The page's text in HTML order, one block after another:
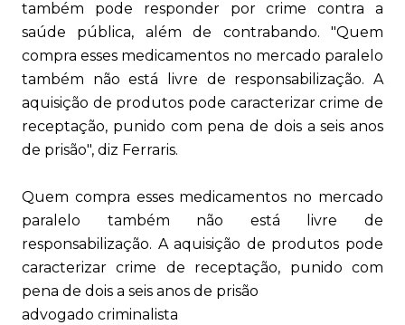
também pode responder por crime contra a
saúde pública, além de contrabando. "Quem
compra esses medicamentos no mercado paralelo
também não está livre de responsabilização. A
aquisição de produtos pode caracterizar crime de
receptação, punido com pena de dois a seis anos
de prisão", diz Ferraris.
Quem compra esses medicamentos no mercado
paralelo também não está livre de
responsabilização. A aquisição de produtos pode
caracterizar crime de receptação, punido com
pena de dois a seis anos de prisão
advogado criminalista